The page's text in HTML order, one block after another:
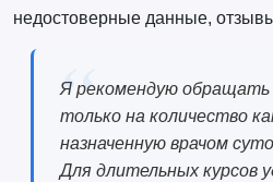
недостоверные данные,
Я рекомендую обращать
только на количество
назначенную врачом
Для длительных курсов